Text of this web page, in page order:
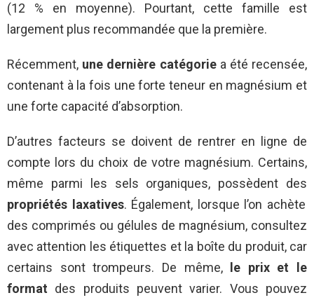
(12 % en moyenne). Pourtant, cette famille est
largement plus recommandée que la première.
Récemment, une dernière catégoriea été recensée,
contenant à la fois une forte teneur en magnésium et
une forte capacité d’absorption.
D’autres facteurs se doivent de rentrer en ligne de
compte lors du choix de votre magnésium. Certains,
même parmi les sels organiques, possèdent des
propriétés laxatives. Également, lorsque l’on achète
des comprimés ou gélules de magnésium, consultez
avec attention les étiquettes et la boîte du produit, car
certains sont trompeurs. De même,le prix et le
format des produits peuvent varier. Vous pouvez